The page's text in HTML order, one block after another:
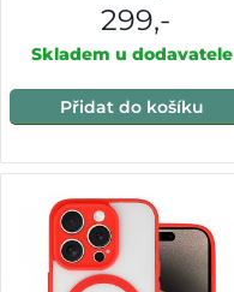
299,-
Skladem u dodavatele
Přidat do košíku